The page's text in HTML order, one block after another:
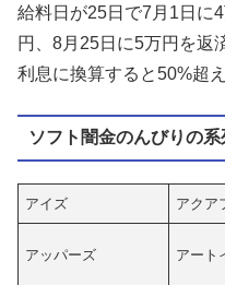
給料日が25日で7月1日に
円、8月25日に5万円を返
利息に換算すると50%超
ソフト闇金のんびりの系
アイズ アクア
アッパーズ アート